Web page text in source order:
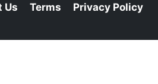
Us Terms Privacy Policy